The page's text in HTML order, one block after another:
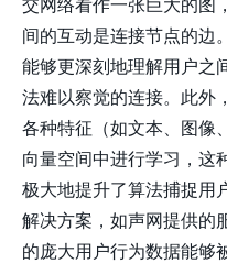
交网络看作一张巨大的图
间的互动是连接节点的边
能够更深刻地理解用户之
法难以察觉的连接。此外
各种特征（如文本、图像
向量空间中进行学习，这
极大地提升了算法捕捉用
解决方案，如声网提供的
的庞大用户行为数据能够